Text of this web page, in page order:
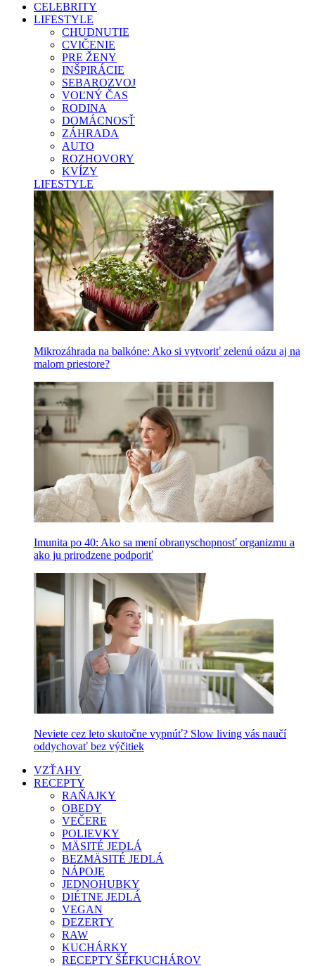
CELEBRITY
LIFESTYLE
CHUDNUTIE
CVIČENIE
PRE ŽENY
INŠPIRÁCIE
SEBAROZVOJ
VOĽNÝ ČAS
RODINA
DOMÁCNOSŤ
ZÁHRADA
AUTO
ROZHOVORY
KVÍZY
LIFESTYLE
Mikrozáhrada na balkóne: Ako si vytvoriť zelenú oázu aj na
malom priestore?
Imunita po 40: Ako sa mení obranyschopnosť organizmu a
ako ju prirodzene podporiť
Neviete cez leto skutočne vypnúť? Slow living vás naučí
oddychovať bez výčitiek
VZŤAHY
RECEPTY
RAŇAJKY
OBEDY
VEČERE
POLIEVKY
MÄSITÉ JEDLÁ
BEZMÄSITÉ JEDLÁ
NÁPOJE
JEDNOHUBKY
DIÉTNE JEDLÁ
VEGAN
DEZERTY
RAW
KUCHÁRKY
RECEPTY ŠÉFKUCHÁROV